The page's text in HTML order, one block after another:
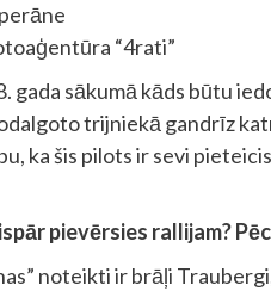
“4rati”
gada sākumā kāds būtu
trijniekā gandrīz
ka šis pilots ir sevi
pievērsies rallijam?
noteikti ir brāļi